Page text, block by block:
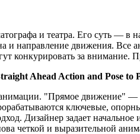
и театра. Его суть — в
и направление движения. Все
конкурировать за внимание.
Ahead Action and Pose to
"Прямое движение" —
ключевые,
Дизайнер задает
четкой и выразительной